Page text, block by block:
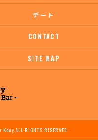
デート
CONTACT
SITE MAP
ALL RIGHTS RESERVED.